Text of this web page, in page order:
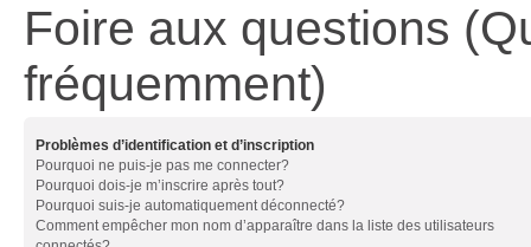
Foire aux questions
fréquemment)
Problèmes d’identification et d’inscription
Pourquoi ne puis-je pas me connecter?
Pourquoi dois-je m’inscrire après tout?
Pourquoi suis-je automatiquement déconnecté?
Comment empêcher mon nom d’apparaître dans la liste des utilisateurs